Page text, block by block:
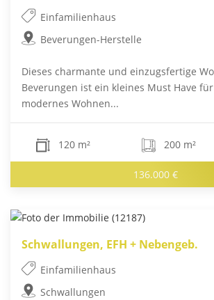
Einfamilienhaus
Beverungen-Herstelle
Dieses charmante und einzugsfertige
Beverungen ist ein kleines Must Have
modernes Wohnen...
120 m² 200 m²
136.000 €
Schwallungen, EFH + Nebengeb.
Einfamilienhaus
Schwallungen